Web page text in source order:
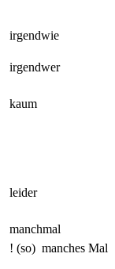
irgendwie
irgendwer
kaum
leider
manchmal
! (so) manches Mal